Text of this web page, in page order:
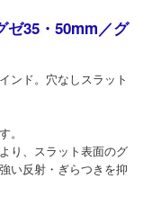
ゼ35・50mm／グ
ンド。穴なしスラット
。
り、スラット表面のグ
い反射・ぎらつきを抑